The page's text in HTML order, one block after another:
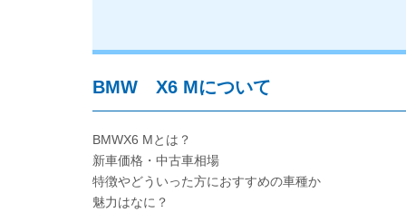
BMW X6 Mについて
BMWX6 Mとは？
新車価格・中古車相場
特徴やどういった方におすすめの車種か
魅力はなに？